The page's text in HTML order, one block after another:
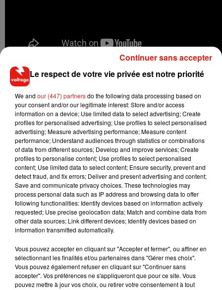
Pour cela, rien de plus simple ! Il vous suffit de vous rendre
surce site
pour sélectionner celle qui se rapprochera le plus de vos
envie. Une bonne activité à faire, pour les petits et les plus
grands, durant cette période compliquée qu'est le
confinement. Bon appétit !
Musique
RÜFÜS DU SOL annonce un nouvel
album après sa tournée mondiale
Angèle et Amélie Lens dévoilent leur
Le respect de votre vie privée est notre priorité
We and our (447) partnersdo the following data processing based on
your consent and/or our legitimate interest: Store and/or access
information on a device; Use limited data to select advertising; Create
profiles for personalised advertising; Use profiles to select personalised
advertising; Measure advertising performance; Measure content
performance; Understand audiences through statistics or combinations
of data from different sources; Develop and improve services; Create
profiles to personalise content; Use profiles to select personalised
content; Use limited data to select content; Ensure security, prevent and
detect fraud, and fix errors; Deliver and present advertising and content;
Save and communicate privacy choices. These technologies may
process personal data such as IP address and browsing data to offer
following functionalities: Identify devices based on information actively
requested; Use precise geolocation data; Match and combine data from
other data sources; Link different devices; Identify devices based on
information transmitted automatically.
Vous pouvez accepter en cliquant sur "Accepter et fermer", ou affiner en
sélectionnant les finalités et/ou partenaires dans "Gérer mes choix".
Vous pouvez également refuser en cliquant sur "Continuer sans
accepter". Vos préférences ne s'appliqueront que pour ce site. Vous
pouvez mettre à jour vos choix, ou retirer votre consentement à tout
Continuer sans accepter